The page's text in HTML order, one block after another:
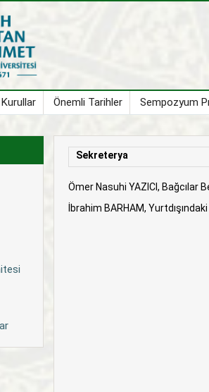
Kurullar Önemli Tarihler Sempozyum
Sekreterya
Ömer Nasuhi YAZICI, Bağcılar
İbrahim BARHAM,